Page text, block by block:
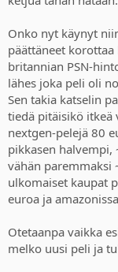
Onko nyt käynyt
päättäneet
britannian PSN-
lähes joka peli oli
Sen takia katselin
tiedä pitäisikö itkeä
nextgen-pelejä 80
pikkasen
vähän paremmaksi
ulkomaiset kaupat
euroa ja
Otetaanpa vaikka
melko uusi peli ja